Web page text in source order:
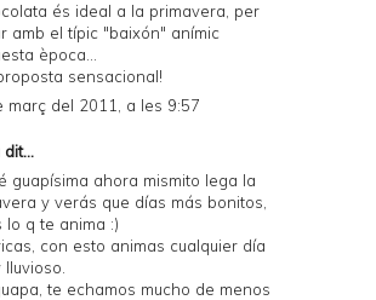
és ideal a la primavera, per
amb el típic "baixón" anímic
època...
sensacional!
març del 2011, a les 9:57
guapísima ahora mismito lega la
y verás que días más bonitos,
lo q te anima :)
con esto animas cualquier día
te echamos mucho de menos